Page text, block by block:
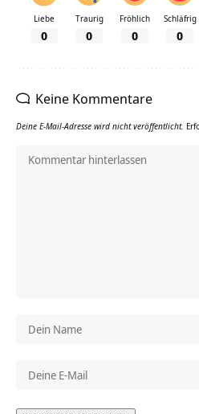
Liebe
0
Traurig
0
Fröhlich
0
Schläfrig
0
Keine Kommentare
Deine E-Mail-Adresse wird nicht veröffentlicht.